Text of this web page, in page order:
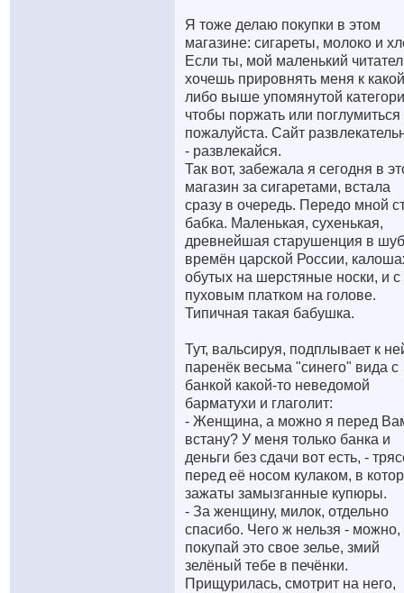
Я тоже делаю покупки в этом
магазине: сигареты, молоко и
Если ты, мой маленький
хочешь прировнять меня к
либо выше упомянутой
чтобы поржать или поглумиться
пожалуйста. Сайт
- развлекайся.
Так вот, забежала я сегодня в
магазин за сигаретами, встала
сразу в очередь. Передо мной
бабка. Маленькая, сухенькая,
древнейшая старушенция в
времён царской России,
обутых на шерстяные носки, и с
пуховым платком на голове.
Типичная такая бабушка.
Тут, вальсируя, подплывает к
паренёк весьма "синего" вида с
банкой какой-то неведомой
барматухи и глаголит:
- Женщина, а можно я перед
встану? У меня только банка и
деньги без сдачи вот есть, -
перед её носом кулаком, в
зажаты замызганные купюры.
- За женщину, милок, отдельно
спасибо. Чего ж нельзя - можно,
покупай это свое зелье, змий
зелёный тебе в печёнки.
Прищурилась, смотрит на него,